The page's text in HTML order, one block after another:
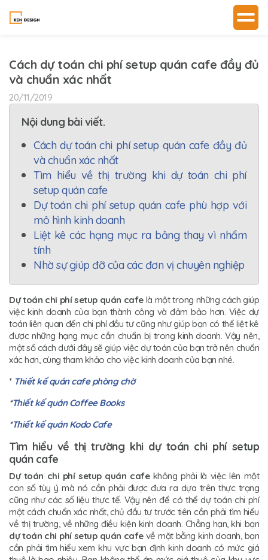
Cách dự toán chi phí setup quán cafe đầy đủ
và chuẩn xác nhất
20/11/2019
Nội dung bài viết.
Cách dự toán chi phí setup quán cafe đầy đủ
và chuẩn xác nhất
Tìm hiểu về thị trường khi dự toán chi phí
setup quán cafe
Dự toán chi phí setup quán cafe phù hợp với
mô hình kinh doanh
Liệt kê các hạng mục ra bảng thay vì nhẩm
tính
Nhờ sự giúp đỡ của các đơn vị chuyên nghiệp
Dự toán chi phí setup quán cafelà một trong những cách giúp
việc kinh doanh của bạn thành công và đảm bảo hơn. Việc dự
toán liên quan đến chi phí đầu tư cũng như giúp bạn có thể liệt kê
được những hạng mục cần chuẩn bị trong kinh doanh. Vậy nên,
một số cách dưới đây sẽ giúp việc dự toán của bạn trở nên chuẩn
xác hơn, cùng tham khảo cho việc kinh doanh của bạn nhé.
* Thiết kế quán cafe phòng chờ
*Thiết kế quán Coffee Books
*Thiết kế quán Kodo Cafe
Tìm hiểu về thị trường khi dự toán chi phí setup
quán cafe
Dự toán chi phí setup quán cafekhông phải là việc lên một
con số tùy ý mà nó cần phải được đưa ra dựa trên thực trạng
cũng như các số liệu thực tế. Vậy nên để có thể dự toán chi phí
một cách chuẩn xác nhất, chủ đầu tư trước tiên cần phải tìm hiểu
về thị trường, về những điều kiện kinh doanh. Chẳng hạn, khi bạn
dự toán chi phí setup quán cafevề mặt bằng kinh doanh, bạn
cần phải tìm hiểu xem khu vực bạn định kinh doanh có mức giá